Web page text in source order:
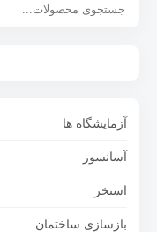
آزمایشگاه ها
آسانسور
استخر
بازسازی ساختمان